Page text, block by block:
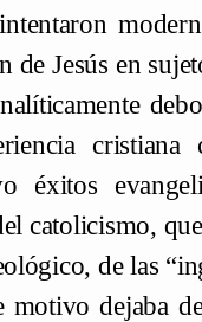
de Jesús en
cristiana
catolicismo,
de las
dejaba